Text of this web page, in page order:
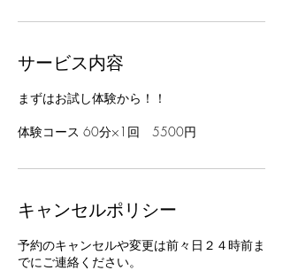
サービス内容
まずはお試し体験から！！
体験コース 60分×1回 5500円
キャンセルポリシー
予約のキャンセルや変更は前々日２４時前ま
でにご連絡ください。